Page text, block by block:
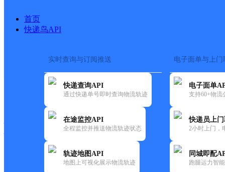
首页
快递鸟API
实时查询与订阅推送
快递查询API
通过快递单号即时查询物流轨迹
在途监控API
全程监控并推送物流轨迹状态
轨迹地图API
地图上可视化展示物流轨迹
电子面单与上门
电子面单
支持60+物流
快递员上
2小时上门，
同城即配
跑腿运力智
快运大全 快递时效